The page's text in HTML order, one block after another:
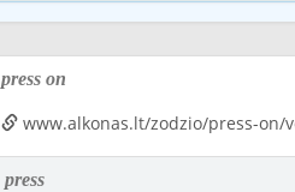
press on
www.alkonas.lt/zodzio/press-on/
press